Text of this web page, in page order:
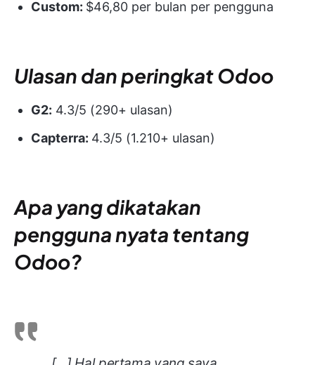
Custom: $46,80 per bulan per pengguna
Ulasan dan peringkat Odoo
G2: 4.3/5 (290+ ulasan)
Capterra: 4.3/5 (1.210+ ulasan)
Apa yang dikatakan
pengguna nyata tentang
Odoo?